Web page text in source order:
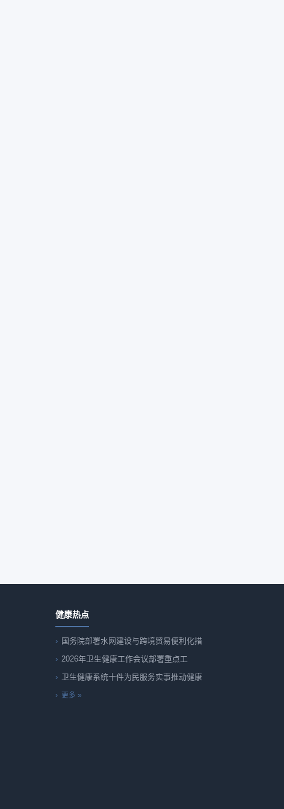
健康热点
国务院部署水网建设与跨境贸易便利化措
2026年卫生健康工作会议部署重点工
卫生健康系统十件为民服务实事推动健康
更多 »